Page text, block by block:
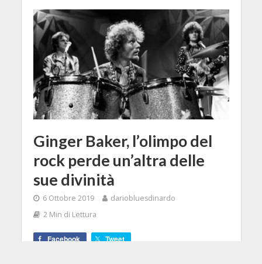
Ginger Baker, l’olimpo del
rock perde un’altra delle
sue divinità
6 Ottobre 2019
dariobluesdinardo
2 Min di Lettura
Facebook Tweet